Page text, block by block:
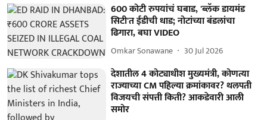
600 कोटी रुपयांचं घबाड, 'ब्लॅक डायमंड
सिटी'त ईडीची धाड; नोटांच्या बंडलांचा
ढिगारा, बघा VIDEO
Omkar Sonawane 30 Jul 2026
देशातील 4 कोट्याधीश मुख्यमंत्री, कोणत्या
राज्याच्या CM पहिल्या क्रमांकावर? थलपती
विजयची संपत्ती किती? आकडेवारी आली
समोर